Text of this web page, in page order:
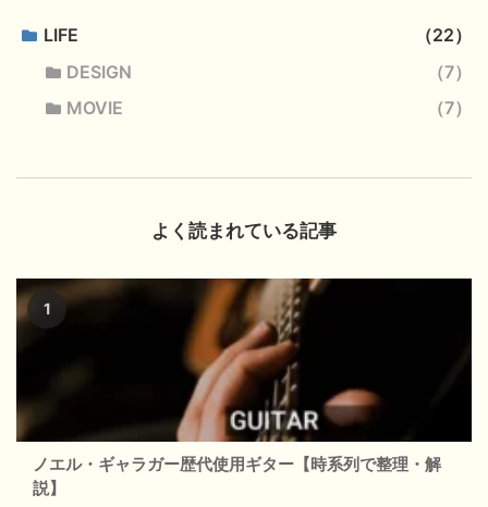
LIFE
22
DESIGN
7
MOVIE
7
よく読まれている記事
ノエル・ギャラガー歴代使用ギター【時系列で整理・解
説】